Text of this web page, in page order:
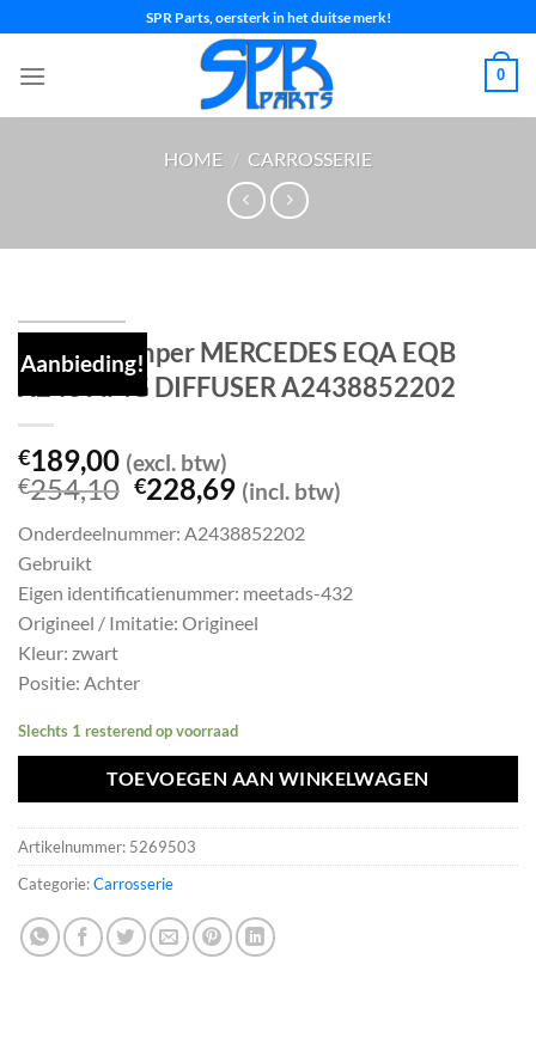
inhoud
SPR Parts, oersterk in het duitse merk!
0
HOME / CARROSSERIE
Aanbieding!
Achterbumper MERCEDES EQA EQB
X243 AMG DIFFUSER A2438852202
€189,00 (excl. btw)
€254,10 Oorspronkelijke
was:
€228,69Huidige
prijs
is:
(incl. btw)
Onderdeelnummer: A2438852202
Gebruikt
Eigen identificatienummer: meetads-432
Origineel / Imitatie: Origineel
Kleur: zwart
Positie: Achter
Slechts 1 resterend op voorraad
TOEVOEGEN AAN WINKELWAGEN
Artikelnummer: 5269503
Categorie:Carrosserie